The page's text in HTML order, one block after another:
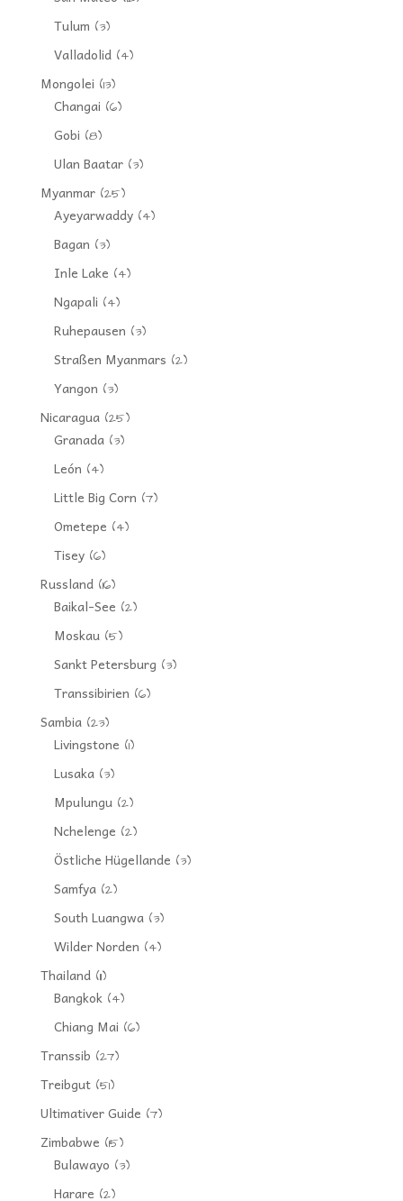
Tulum (3)
Valladolid(4)
Mongolei (13)
Changai (6)
Gobi (8)
Ulan Baatar(3)
Myanmar(25)
Ayeyarwaddy(4)
Bagan (3)
Inle Lake (4)
Ngapali (4)
Ruhepausen (3)
Straßen Myanmars (2)
Yangon (3)
Nicaragua(25)
Granada(3)
León (4)
Little Big Corn (7)
Ometepe (4)
Tisey(6)
Russland(16)
Baikal-See (2)
Moskau(5)
Sankt Petersburg (3)
Transsibirien (6)
Sambia(23)
Livingstone (1)
Lusaka(3)
Mpulungu(2)
Nchelenge (2)
Östliche Hügellande (3)
Samfya(2)
South Luangwa(3)
Wilder Norden (4)
Thailand(11)
Bangkok(4)
Chiang Mai (6)
Transsib (27)
Treibgut(51)
Ultimativer Guide (7)
Zimbabwe (15)
Bulawayo (3)
Harare (2)